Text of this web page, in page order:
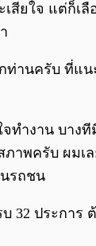
สียใจ แต่ก็เ
านครับ ที่แน
ำงาน บางที
ภาพครับ ผมเ
รถชน
32 ประการ